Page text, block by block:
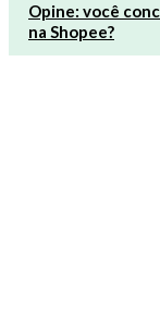
Opine: você
na Shopee?